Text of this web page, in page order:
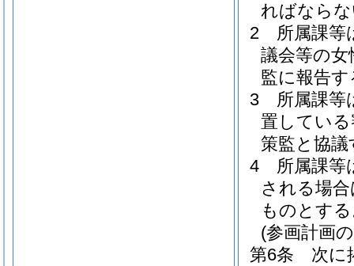
ればなら
2
所属課等
議会等の女
監に報告
3
所属課等
置してい
策監と協
4
所属課等
される場
ものとす
(参画計画
第6条
次に